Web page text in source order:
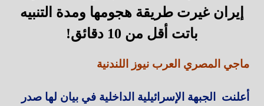
إيران غيرت طريقة هجومها ومدة التنبيه
باتت أقل من 10 دقائق!
ماجي المصري العرب نيوز اللندنية
أعلنت الجبهة الإسرائيلية الداخلية في بيان لها صدر